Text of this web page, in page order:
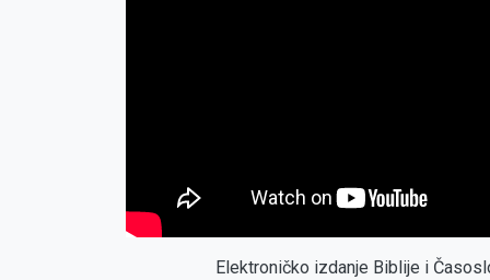
Elektroničko izdanje Biblije i